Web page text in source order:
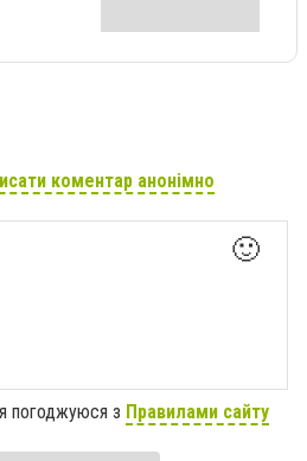
коментар анонімно
🙂
погоджуюся з Правилами сайту